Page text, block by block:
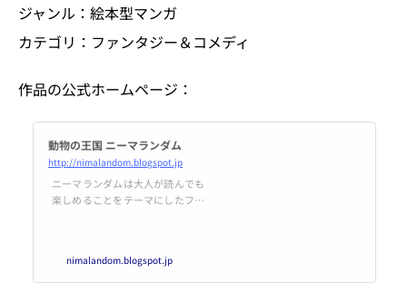
ジャンル：絵本型マンガ
カテゴリ：ファンタジー＆コメディ
作品の公式ホームページ：
動物の王国 ニーマランダム
http://nimalandom.blogspot.jp
ニーマランダムは大人が読んでも
楽しめることをテーマにしたファ
nimalandom.blogspot.jp